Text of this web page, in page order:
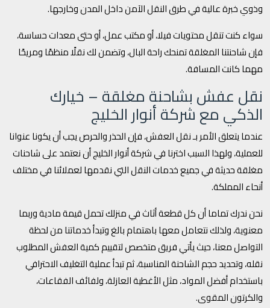
وذوي خبرة عالية في طرق النقل الآمن داخل المدن وخارجها.
سواء كنت تنقل محتويات فيلا، أو مكتب عمل، أو حتى معدات حساسة،
فإن شاحنتنا المغلقة تمنحك راحة البال، وتضمن لك نقلًا منظمًا ومريحًا
مهما كانت المسافة.
نقل عفش بشاحنة مغلقة – خيارك
الذكي مع شركة أنوار الخليج
عندما يتعلق الأمر بـ نقل العفش، فإن الحذر والحرص يجب أن يكونا عنوانا
للعملية، ولهذا السبب اخترنا في شركة أنوار الخليج أن نعتمد على شاحنات
مغلقة حديثة في جميع خدمات النقل التي نقدمها لعملائنا في مختلف
أنحاء المملكة.
نحن ندرك تماما أن كل قطعة أثاث في منزلك تحمل قيمة مادية وربما
معنوية، ولذلك نتعامل معها باهتمام بالغ وتبدأ خدماتنا من لحظة
التواصل معنا، حيث يأتي فريق متخصص لتقييم كمية العفش المطلوب
نقله، وتحديد حجم الشاحنة المناسبة، ثم تبدأ عملية التغليف الاحترافي
باستخدام أفضل المواد، مثل الأغطية العازلة، ولفائف الفقاعات،
والكرتون المقوى.